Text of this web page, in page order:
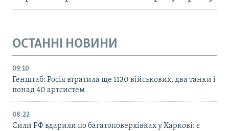
ОСТАННІ НОВИНИ
09:10
Генштаб: Росія втратила ще 1130 військових, два танки і
понад 40 артсистем
08:22
Сили РФ вдарили по багатоповерхівках у Харкові: є